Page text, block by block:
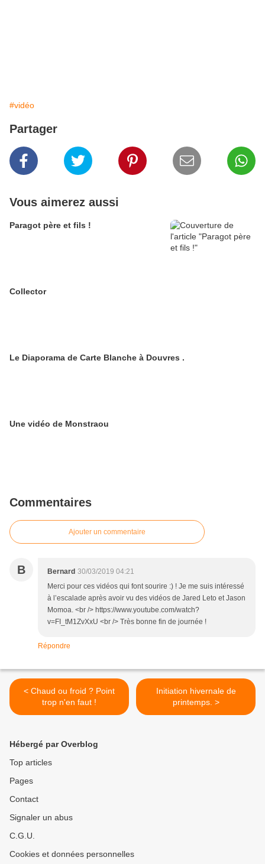
#vidéo
Partager
Vous aimerez aussi
Paragot père et fils !
Collector
Le Diaporama de Carte Blanche à Douvres .
Une vidéo de Monstraou
Commentaires
Ajouter un commentaire
B Bernard 30/03/2019 04:21
Merci pour ces vidéos qui font sourire :) ! Je me suis intéressé
à l’escalade après avoir vu des vidéos de Jared Leto et Jason
Momoa. <br /> https://www.youtube.com/watch?
v=FI_tM1ZvXxU <br /> Très bonne fin de journée !
Répondre
< Chaud ou froid ? Point
trop n'en faut !
Initiation hivernale de
printemps. >
Hébergé par Overblog
Top articles
Pages
Contact
Signaler un abus
C.G.U.
Cookies et données personnelles